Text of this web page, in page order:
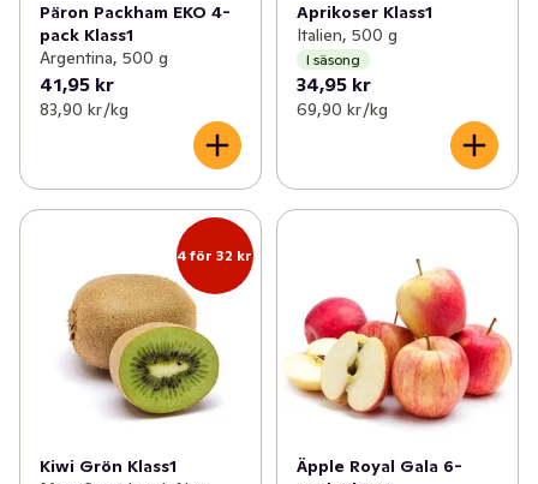
Päron Packham EKO 4-
pack Klass1
Argentina, 500 g
41,95 kr
83,90 kr /kg
Aprikoser Klass1
Italien, 500 g
I säsong
34,95 kr
69,90 kr /kg
4 för 32 kr
Kiwi Grön Klass1
Äpple Royal Gala 6-